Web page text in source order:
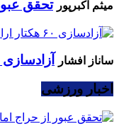
میثم اکبرپور تحقق
ساناز افشار
آزادسازی ۶۰ هکتار اراضی زراعی از چنگ ویلاسازان
اخبار ورزشی